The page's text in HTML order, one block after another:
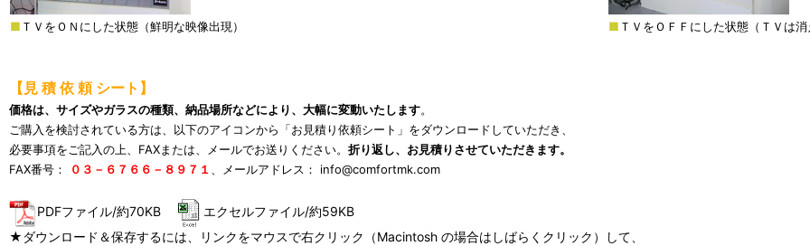
■ ＴＶをＯＮにした状態（鮮明な映像出現） ■ ＴＶをＯＦＦにした状態（ＴＶは
【見 積 依 頼 シート】
価格は、サイズやガラスの種類、納品場所などにより、大幅に変動いたします。
ご購入を検討されている方は、以下のアイコンから「お見積り依頼シート」をダウンロードしていただき、
必要事項をご記入の上、FAXまたは、メールでお送りください。 折り返し、お見積りさせていただきます。
FAX番号：
０３－６７６６－８９７１ 、メールアドレス： info@comfortmk.com
PDFファイル/約70KB
エクセルファイル/約59KB
★ダウンロード＆保存するには、リンクをマウスで右クリック（Macintosh の場合はしばらくクリック）して、